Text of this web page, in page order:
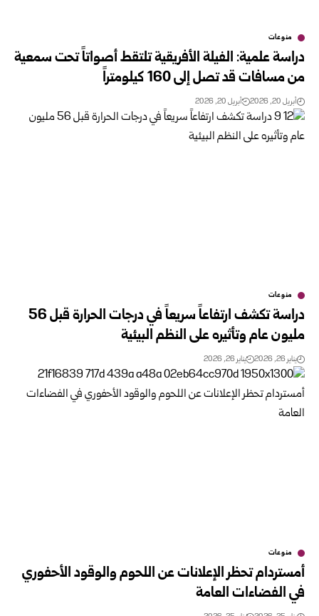
منوعات
دراسة علمية: الفيلة الأفريقية تلتقط أصواتاً تحت سمعية
من مسافات قد تصل إلى 160 كيلومتراً
أبريل 20, 2026 أبريل 20, 2026
منوعات
دراسة تكشف ارتفاعاً سريعاً في درجات الحرارة قبل 56
مليون عام وتأثيره على النظم البيئية
يناير 26, 2026 يناير 26, 2026
منوعات
أمستردام تحظر الإعلانات عن اللحوم والوقود الأحفوري
في الفضاءات العامة